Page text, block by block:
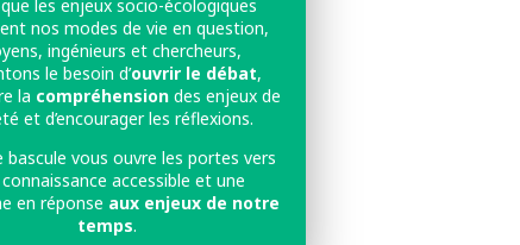
les enjeux socio-écologiques
nos modes de vie en question,
ingénieurs et chercheurs,
le besoin d’ouvrir le débat,
la compréhension des enjeux de
et d’encourager les réflexions.
bascule vous ouvre les portes vers
accessible et une
en réponse aux enjeux de notre
temps.